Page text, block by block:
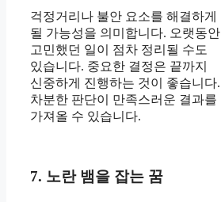
걱정거리나 불안 요소를 해결하게
될 가능성을 의미합니다. 오랫동안
고민했던 일이 점차 정리될 수도
있습니다. 중요한 결정은 끝까지
신중하게 진행하는 것이 좋습니다.
차분한 판단이 만족스러운 결과를
가져올 수 있습니다.
7. 노란 뱀을 잡는 꿈